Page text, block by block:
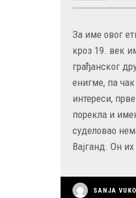
За име овог
кроз 19. век
грађанског
енигме, па
интереси,
порекла и
суделовао
Вајганд. Он
SANJA